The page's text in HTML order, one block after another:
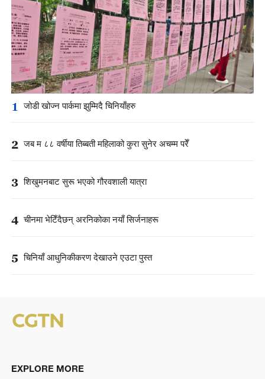
1 जोडी खोज्न पार्कमा झुम्मिदै चिनियाँहरु
2 जब म ८८ वर्षीया तिब्बती महिलाको कुरा सुनेर अचम्म परेँ
3 शिखुमनबाट सुरू भएको गौरवशाली यात्रा
4 चीनमा भेटिँदैछन् अरनिकोका नयाँ सिर्जनाहरू
5 चिनियाँ आधुनिकीकरण देखाउने एउटा पुस्त
EXPLORE MORE